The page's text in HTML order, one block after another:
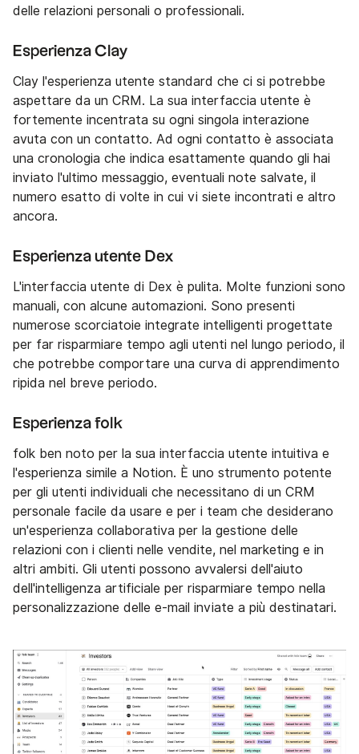
delle relazioni personali o professionali.
Esperienza Clay
Clay l'esperienza utente standard che ci si potrebbe
aspettare da un CRM. La sua interfaccia utente è
fortemente incentrata su ogni singola interazione
avuta con un contatto. Ad ogni contatto è associata
una cronologia che indica esattamente quando gli hai
inviato l'ultimo messaggio, eventuali note salvate, il
numero esatto di volte in cui vi siete incontrati e altro
ancora.
Esperienza utente Dex
L'interfaccia utente di Dex è pulita. Molte funzioni sono
manuali, con alcune automazioni. Sono presenti
numerose scorciatoie integrate intelligenti progettate
per far risparmiare tempo agli utenti nel lungo periodo, il
che potrebbe comportare una curva di apprendimento
ripida nel breve periodo.
Esperienza folk
folk ben noto per la sua interfaccia utente intuitiva e
l'esperienza simile a Notion. È uno strumento potente
per gli utenti individuali che necessitano di un CRM
personale facile da usare e per i team che desiderano
un'esperienza collaborativa per la gestione delle
relazioni con i clienti nelle vendite, nel marketing e in
altri ambiti. Gli utenti possono avvalersi dell'aiuto
dell'intelligenza artificiale per risparmiare tempo nella
personalizzazione delle e-mail inviate a più destinatari.